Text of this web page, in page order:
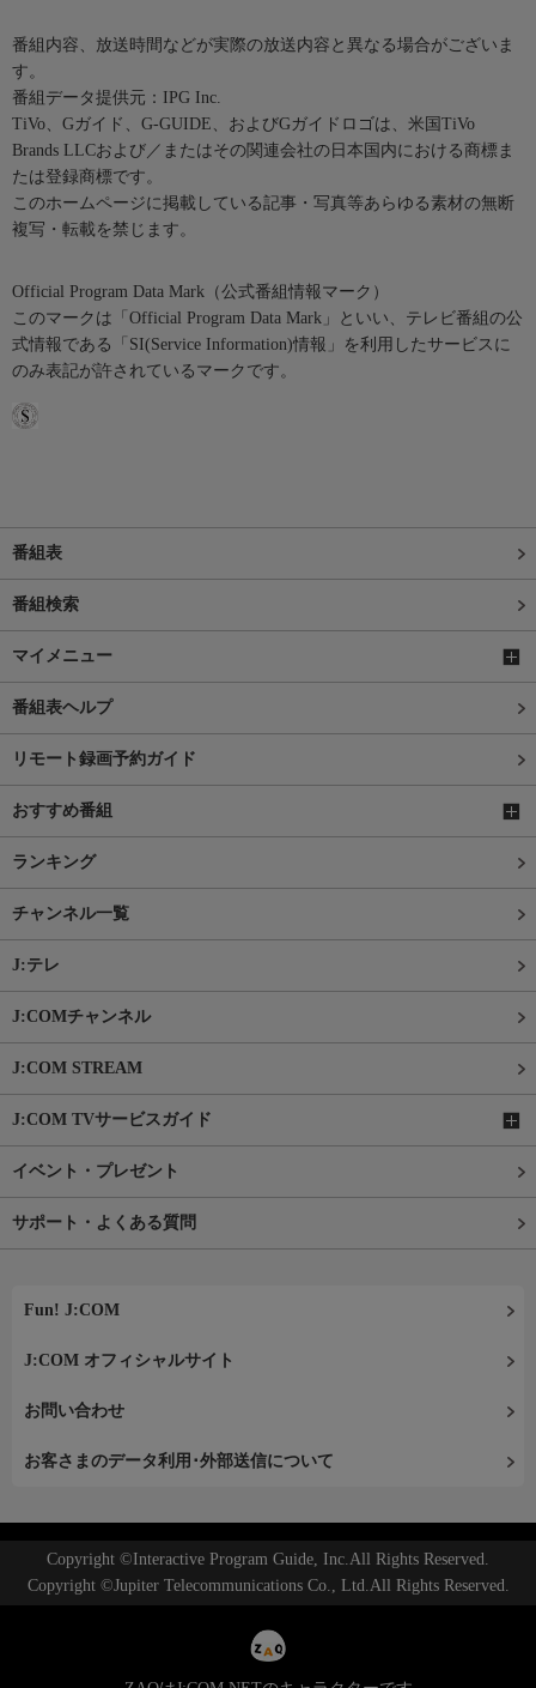
番組内容、放送時間などが実際の放送内容と異なる場合がございま
す。
番組データ提供元：IPG Inc.
TiVo、Gガイド、G-GUIDE、およびGガイドロゴは、米国TiVo
Brands LLCおよび／またはその関連会社の日本国内における商標ま
たは登録商標です。
このホームページに掲載している記事・写真等あらゆる素材の無断
複写・転載を禁じます。
Official Program Data Mark（公式番組情報マーク）
このマークは「Official Program Data Mark」といい、テレビ番組の公
式情報である「SI(Service Information)情報」を利用したサービスに
のみ表記が許されているマークです。
番組表
番組検索
マイメニュー
番組表ヘルプ
リモート録画予約ガイド
おすすめ番組
ランキング
チャンネル一覧
J:テレ
J:COMチャンネル
J:COM STREAM
J:COM TVサービスガイド
イベント・プレゼント
サポート・よくある質問
Fun! J:COM
J:COM オフィシャルサイト
お問い合わせ
お客さまのデータ利用･外部送信について
Copyright ©Interactive Program Guide, Inc.All Rights Reserved.
Copyright ©Jupiter Telecommunications Co., Ltd.All Rights Reserved.